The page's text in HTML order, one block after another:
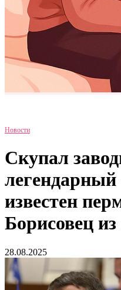
Новости
Скупал
известен
Борисовец
28.08.2025